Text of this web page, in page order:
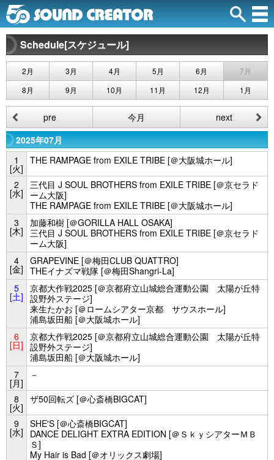
Schedule[スケジュール]
2月 3月 4月 5月 6月
7月
8月
9月 10月 11月 12月 1月
pre 今月
next
2025年07月
1
[火]
THE RAMPAGE from EXILE TRIBE [＠大阪城ホール]
2
[水]
三代目 J SOUL BROTHERS from EXILE TRIBE [＠京セラド
ーム大阪]
THE RAMPAGE from EXILE TRIBE [＠大阪城ホール]
3
[木]
加藤和樹 [＠GORILLA HALL OSAKA]
三代目 J SOUL BROTHERS from EXILE TRIBE [＠京セラド
ーム大阪]
4
[金]
GRAPEVINE [＠梅田CLUB QUATTRO]
THEイナズマ戦隊 [＠梅田Shangri-La]
5
[土]
京都大作戦2025 [＠京都府立山城総合運動公園 太陽が丘特
設野外ステージ]
来生たかお [＠ロームシアター京都 サウスホール]
浦島坂田船 [＠大阪城ホール]
6
[日]
京都大作戦2025 [＠京都府立山城総合運動公園 太陽が丘特
設野外ステージ]
浦島坂田船 [＠大阪城ホール]
7
[月]
－
8
[火]
ザ50回転ズ [＠心斎橋BIGCAT]
9
[水]
SHE'S [＠心斎橋BIGCAT]
DANCE DELIGHT EXTRA EDITION [＠ＳｋｙシアターＭＢ
Ｓ]
My Hair is Bad [＠オリックス劇場]